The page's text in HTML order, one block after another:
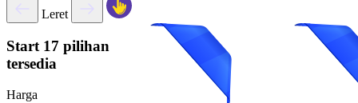
Leret
Start 17 pilihan
tersedia
Harga